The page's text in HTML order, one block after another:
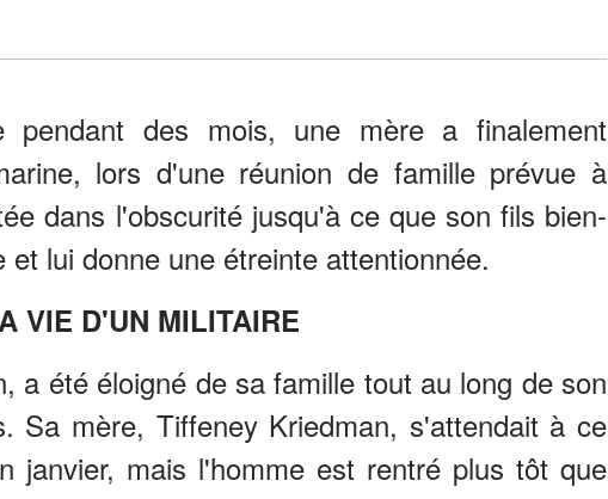
pendant des mois, une mère a finalement
lors d'une réunion de famille prévue à
dans l'obscurité jusqu'à ce que son fils bien-
lui donne une étreinte attentionnée.
VIE D'UN MILITAIRE
a été éloigné de sa famille tout au long de son
Sa mère, Tiffeney Kriedman, s'attendait à ce
janvier, mais l'homme est rentré plus tôt que